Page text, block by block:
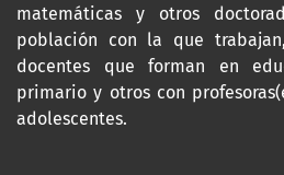
matemáticas y otros
población con la que
docentes que forman en
primario y otros con
adolescentes.